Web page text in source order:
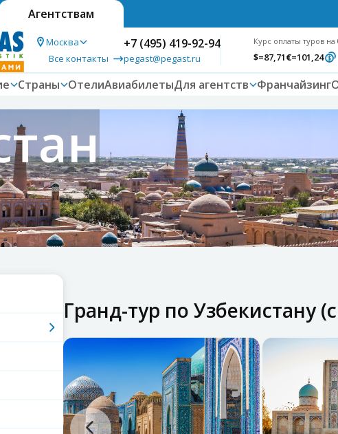
Агентствам
Москва
Все контакты
+7 (495) 419-92-94
pegast@pegast.ru
Курс оплаты туров на
$=87,71€=101,24
Страны ОтелиАвиабилетыДля агентств Франчайзинг
Гранд-тур по Узбекистану